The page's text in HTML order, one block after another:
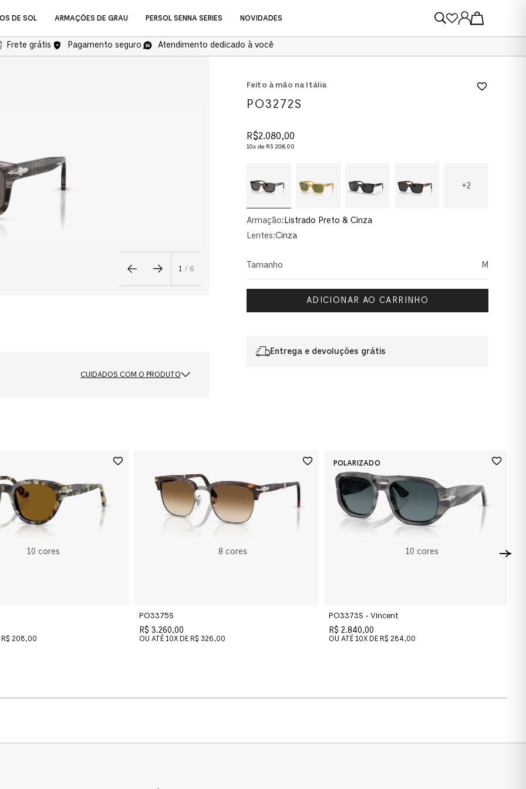
DE SOL ARMAÇÕES DE GRAU PERSOL SENNA SERIES NOVIDADES
NOVIDADES
COMPRAR ÓCULOS DE GRAU
Frete grátis Pagamento seguro Atendimento dedicado à você
1 / 6
CUIDADOS COM O PRODUTO
Feito à mão na Itália
PO3272S
R$2.080,00
10x de R$ 208,00
+2
Armação: Listrado Preto & Cinza
Lentes:Cinza
Tamanho M
ADICIONAR AO CARRINHO
Entrega e devoluções grátis
10 cores
R$ 208,00
8 cores
PO3375S
R$ 3.260,00
OU ATÉ 10X DE R$ 326,00
10 cores
PO3373S - Vincent
R$ 2.840,00
OU ATÉ 10X DE R$ 284,00